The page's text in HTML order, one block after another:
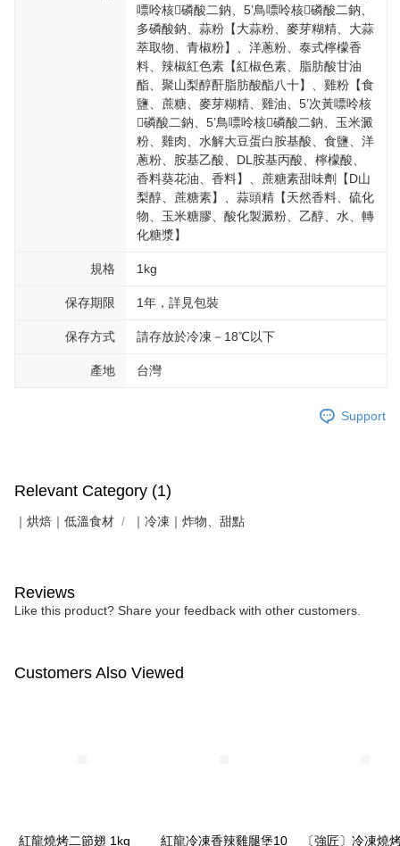
嘌呤核磷酸二鈉、5’鳥嘌呤核磷酸二鈉、
多磷酸鈉、蒜粉【大蒜粉、麥芽糊精、大蒜
萃取物、青椒粉】、洋蔥粉、泰式檸檬香
料、辣椒紅色素【紅椒色素、脂肪酸甘油
酯、聚山梨醇酐脂肪酸酯八十】、雞粉【食
鹽、蔗糖、麥芽糊精、雞油、5’次黃嘌呤核
磷酸二鈉、5’鳥嘌呤核磷酸二鈉、玉米澱
粉、雞肉、水解大豆蛋白胺基酸、食鹽、洋
蔥粉、胺基乙酸、DL胺基丙酸、檸檬酸、
香料葵花油、香料】、蔗糖素甜味劑【D山
梨醇、蔗糖素】、蒜頭精【天然香料、硫化
物、玉米糖膠、酸化製澱粉、乙醇、水、轉
化糖漿】
規格 1kg
保存期限 1年，詳見包裝
保存方式 請存放於冷凍－18℃以下
產地 台灣
Support
Relevant Category (1)
｜烘焙｜低溫食材 ｜冷凍｜炸物、甜點
Reviews
Like this product? Share your feedback with other customers.
Customers Also Viewed
紅龍燒烤二節翅 1kg 紅龍冷凍香辣雞腿堡10 〔強匠〕冷凍燒